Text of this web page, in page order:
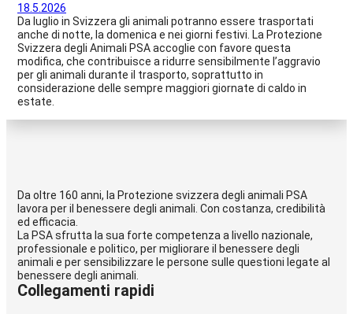
18.5.2026
Da luglio in Svizzera gli animali potranno essere trasportati
anche di notte, la domenica e nei giorni festivi. La Protezione
Svizzera degli Animali PSA accoglie con favore questa
modifica, che contribuisce a ridurre sensibilmente l’aggravio
per gli animali durante il trasporto, soprattutto in
considerazione delle sempre maggiori giornate di caldo in
estate.
Da oltre 160 anni, la Protezione svizzera degli animali PSA
lavora per il benessere degli animali. Con costanza, credibilità
ed efficacia.
La PSA sfrutta la sua forte competenza a livello nazionale,
professionale e politico, per migliorare il benessere degli
animali e per sensibilizzare le persone sulle questioni legate al
benessere degli animali.
Collegamenti rapidi